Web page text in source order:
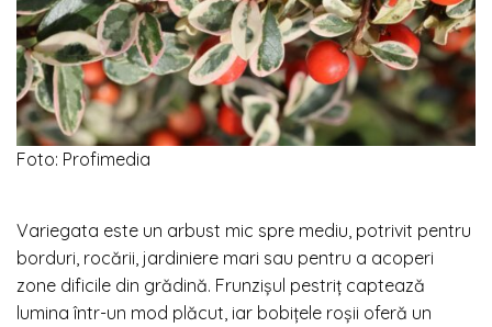
Foto: Profimedia
Variegata este un arbust mic spre mediu, potrivit pentru
borduri, rocării, jardiniere mari sau pentru a acoperi
zone dificile din grădină. Frunzișul pestriț captează
lumina într-un mod plăcut, iar bobițele roșii oferă un